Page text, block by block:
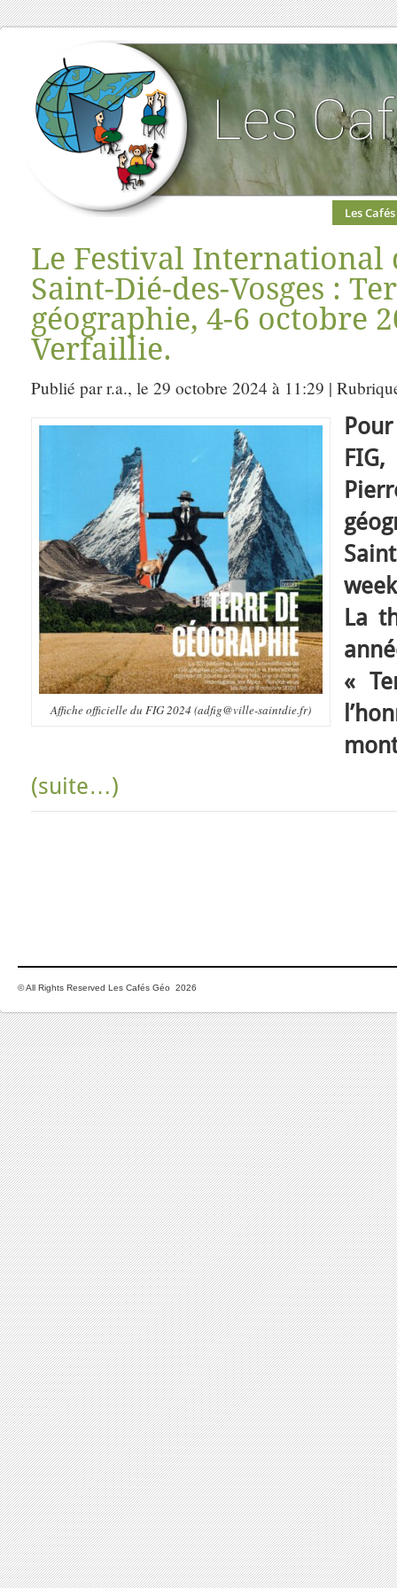
Les Cafés
Le Festival International
Saint-Dié-des-Vosges :
géographie, 4-6 octobre
Verfaillie.
Publié par r.a., le 29 octobre 2024 à 11:29 |
Affiche officielle du FIG 2024 (adfig@ville-saintdie.fr)
La
«
(suite…)
© All Rights Reserved Les Cafés Géo 2026